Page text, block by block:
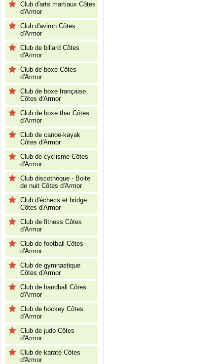
Club d'arts martiaux Côtes
d'Armor
Club d'aviron Côtes
d'Armor
Club de billard Côtes
d'Armor
Club de boxe Côtes
d'Armor
Club de boxe française
Côtes d'Armor
Club de boxe thaï Côtes
d'Armor
Club de canoë-kayak
Côtes d'Armor
Club de cyclisme Côtes
d'Armor
Club discothèque - Boite
de nuit Côtes d'Armor
Club d'échecs et bridge
Côtes d'Armor
Club de fitness Côtes
d'Armor
Club de football Côtes
d'Armor
Club de gymnastique
Côtes d'Armor
Club de handball Côtes
d'Armor
Club de hockey Côtes
d'Armor
Club de judo Côtes
d'Armor
Club de karaté Côtes
d'Armor